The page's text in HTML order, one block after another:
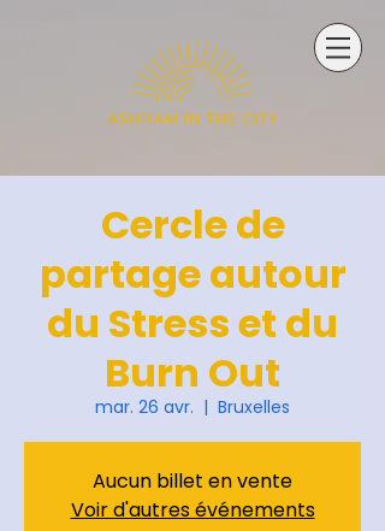
Cercle de
partage autour
du Stress et du
Burn Out
mar. 26 avr.
  |
Bruxelles
Aucun billet en vente
Voir d'autres événements